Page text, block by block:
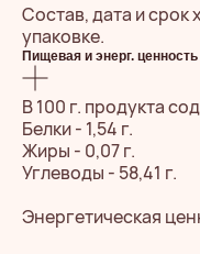
Состав, дата и срок
упаковке.
Пищевая и энерг. ценность
В 100 г. продукта
Белки - 1,54 г.
Жиры - 0,07 г.
Углеводы - 58,41 г.
Энергетическая
ЧИТАЙТЕ
ОТЗЫВЫ,
КАК
ПОДАРОК
ПОПАДАЕТ
В САМОЕ